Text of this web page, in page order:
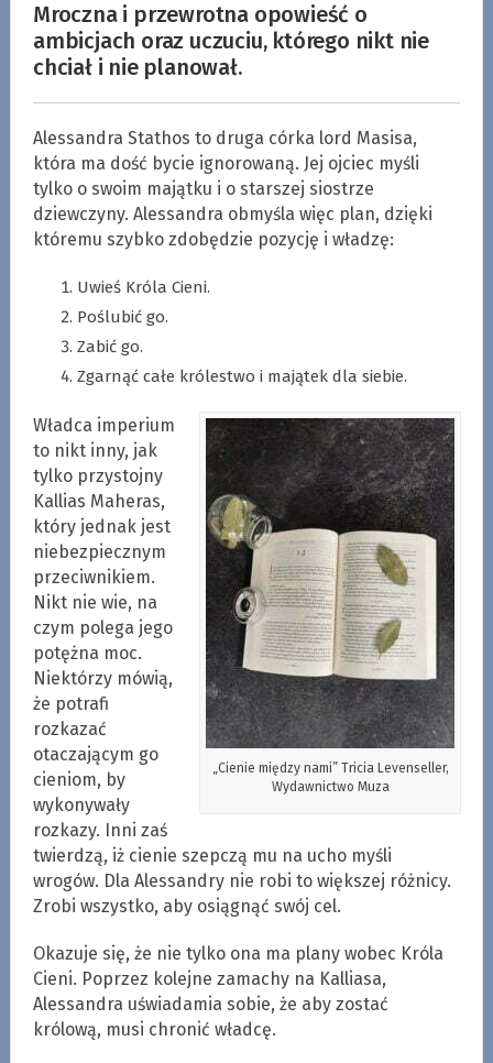
Mroczna i przewrotna opowieść o
ambicjach oraz uczuciu, którego nikt nie
chciał i nie planował.
Alessandra Stathos to druga córka lord Masisa,
która ma dość bycie ignorowaną. Jej ojciec myśli
tylko o swoim majątku i o starszej siostrze
dziewczyny. Alessandra obmyśla więc plan, dzięki
któremu szybko zdobędzie pozycję i władzę:
Uwieś Króla Cieni.
Poślubić go.
Zabić go.
Zgarnąć całe królestwo i majątek dla siebie.
„Cienie między nami” Tricia Levenseller,
Wydawnictwo Muza
Władca imperium
to nikt inny, jak
tylko przystojny
Kallias Maheras,
który jednak jest
niebezpiecznym
przeciwnikiem.
Nikt nie wie, na
czym polega jego
potężna moc.
Niektórzy mówią,
że potrafi
rozkazać
otaczającym go
cieniom, by
wykonywały
rozkazy. Inni zaś
twierdzą, iż cienie szepczą mu na ucho myśli
wrogów. Dla Alessandry nie robi to większej różnicy.
Zrobi wszystko, aby osiągnąć swój cel.
Okazuje się, że nie tylko ona ma plany wobec Króla
Cieni. Poprzez kolejne zamachy na Kalliasa,
Alessandra uświadamia sobie, że aby zostać
królową, musi chronić władcę.